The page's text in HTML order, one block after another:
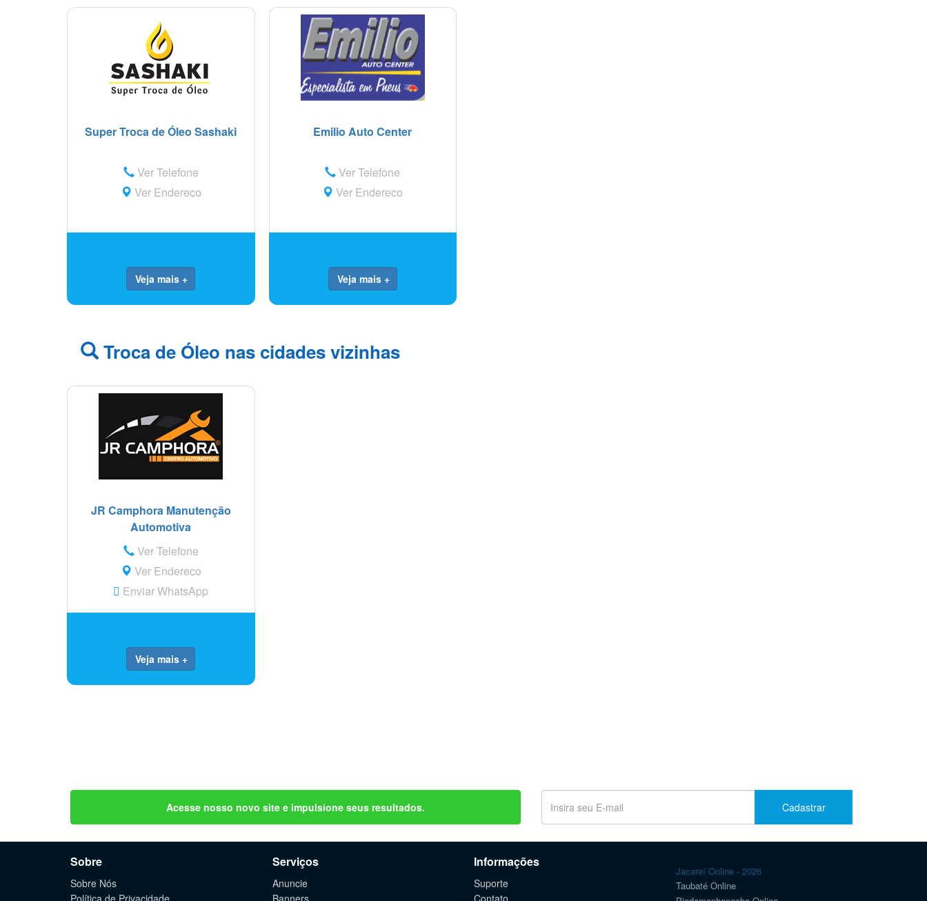
Super Troca de Óleo Sashaki
Ver Telefone
Ver Endereço
Veja mais +
Emilio Auto Center
Ver Telefone
Ver Endereço
Veja mais +
Troca de Óleo nas cidades vizinhas
JR Camphora Manutenção
Automotiva
Ver Telefone
Ver Endereço
Enviar WhatsApp
Veja mais +
Acesse nosso novo site e impulsione seus resultados. Cadastrar
Sobre
Sobre Nós
Política de Privacidade
Serviços
Anuncie
Banners
Informações
Suporte
Contato
Jacareí Online - 2026
Taubaté Online